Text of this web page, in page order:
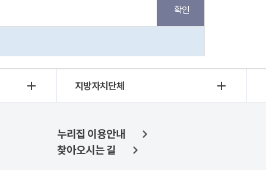
지방자치단체
누리집 이용안내
찾아오시는 길